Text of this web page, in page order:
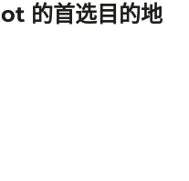
的首选目的地